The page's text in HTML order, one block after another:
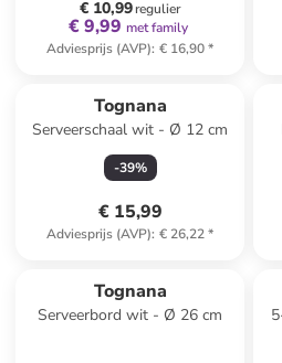
€ 10,99regulier
€ 9,99 met family
Adviesprijs (AVP): € 16,90*
Tognana
Serveerschaal wit - Ø 12 cm
-39%
€ 15,99
Adviesprijs (AVP): € 26,22*
Tognana
Serveerbord wit - Ø 26 cm